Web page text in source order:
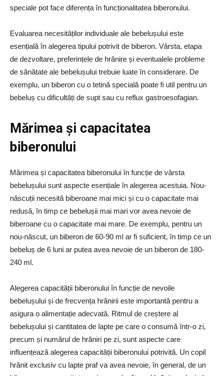
speciale pot face diferența în funcționalitatea biberonului.
Evaluarea necesităților individuale ale bebelușului este
esențială în alegerea tipului potrivit de biberon. Vârsta, etapa
de dezvoltare, preferințele de hrănire și eventualele probleme
de sănătate ale bebelușului trebuie luate în considerare. De
exemplu, un biberon cu o tetină specială poate fi util pentru un
bebeluș cu dificultăți de supt sau cu reflux gastroesofagian.
Mărimea și capacitatea
biberonului
Mărimea și capacitatea biberonului în funcție de vârsta
bebelușului sunt aspecte esențiale în alegerea acestuia. Nou-
născuții necesită biberoane mai mici și cu o capacitate mai
redusă, în timp ce bebelușii mai mari vor avea nevoie de
biberoane cu o capacitate mai mare. De exemplu, pentru un
nou-născut, un biberon de 60-90 ml ar fi suficient, în timp ce un
bebeluș de 6 luni ar putea avea nevoie de un biberon de 180-
240 ml.
Alegerea capacității biberonului în funcție de nevoile
bebelușului și de frecvența hrănirii este importantă pentru a
asigura o alimentație adecvată. Ritmul de creștere al
bebelușului și cantitatea de lapte pe care o consumă într-o zi,
precum și numărul de hrăniri pe zi, sunt aspecte care
influențează alegerea capacității biberonului potrivită. Un copil
hrănit exclusiv cu lapte praf va avea nevoie, în general, de un